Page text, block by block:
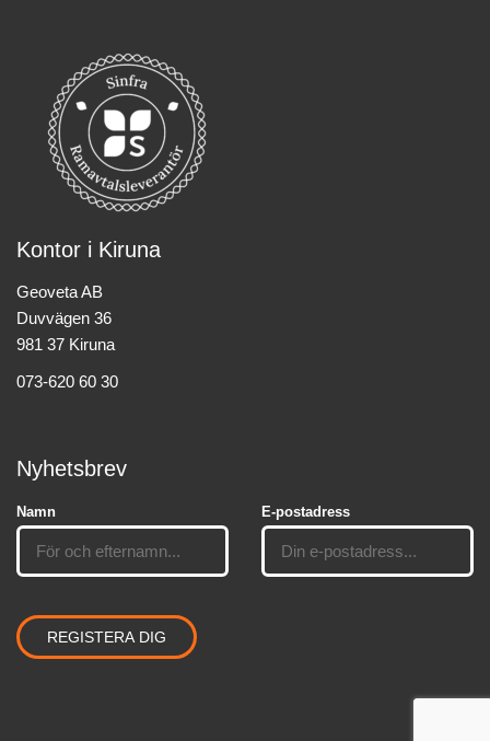
Kontor i Kiruna
Geoveta AB
Duvvägen 36
981 37 Kiruna
073-620 60 30
Nyhetsbrev
Namn E-postadress